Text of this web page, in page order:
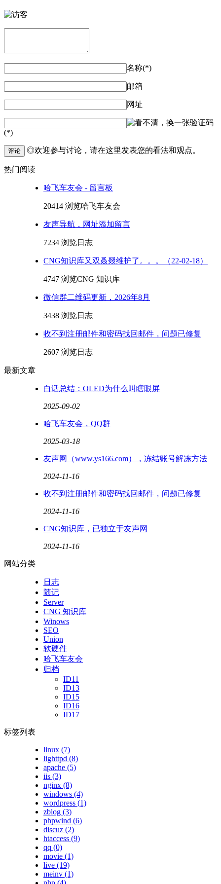
名称(*)
邮箱
网址
验证码
(*)
评论 ◎欢迎参与讨论，请在这里发表您的看法和观点。
热门阅读
哈飞车友会 - 留言板
20414 浏览哈飞车友会
友声导航，网址添加留言
7234 浏览日志
CNG知识库又双叒叕维护了。。。（22-02-18）
4747 浏览CNG 知识库
微信群二维码更新，2026年8月
3438 浏览日志
收不到注册邮件和密码找回邮件，问题已修复
2607 浏览日志
最新文章
白话总结：OLED为什么叫瞎眼屏
2025-09-02
哈飞车友会，QQ群
2025-03-18
友声网（www.ys166.com），冻结账号解冻方法
2024-11-16
收不到注册邮件和密码找回邮件，问题已修复
2024-11-16
CNG知识库，已独立于友声网
2024-11-16
网站分类
日志
随记
Server
CNG 知识库
Winows
SEO
Union
软硬件
哈飞车友会
归档
ID11
ID13
ID15
ID16
ID17
标签列表
linux (7)
lighttpd (8)
apache (5)
iis (3)
nginx (8)
windows (4)
wordpress (1)
zblog (3)
phpwind (6)
discuz (2)
htaccess (9)
qq (0)
movie (1)
live (19)
meinv (1)